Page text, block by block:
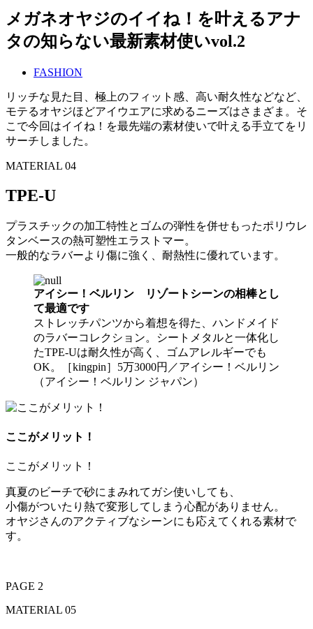
メガネオヤジのイイね！を叶えるアナ
タの知らない最新素材使いvol.2
FASHION
リッチな見た目、極上のフィット感、高い耐久性などなど、
モテるオヤジほどアイウエアに求めるニーズはさまざま。そ
こで今回はイイね！を最先端の素材使いで叶える手立てをリ
サーチしました。
MATERIAL 04
TPE-U
プラスチックの加工特性とゴムの弾性を併せもったポリウレ
タンベースの熱可塑性エラストマー。
一般的なラバーより傷に強く、耐熱性に優れています。
アイシー！ベルリン リゾートシーンの相棒とし
て最適です
ストレッチパンツから着想を得た、ハンドメイド
のラバーコレクション。シートメタルと一体化し
たTPE-Uは耐久性が高く、ゴムアレルギーでも
OK。［kingpin］5万3000円／アイシー！ベルリン
（アイシー！ベルリン ジャパン）
ここがメリット！
ここがメリット！
真夏のビーチで砂にまみれてガシ使いしても、
小傷がついたり熱で変形してしまう心配がありません。
オヤジさんのアクティブなシーンにも応えてくれる素材で
す。
PAGE 2
MATERIAL 05